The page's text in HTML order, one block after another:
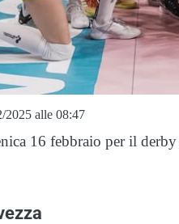
2025 alle 08:47
16 febbraio per il